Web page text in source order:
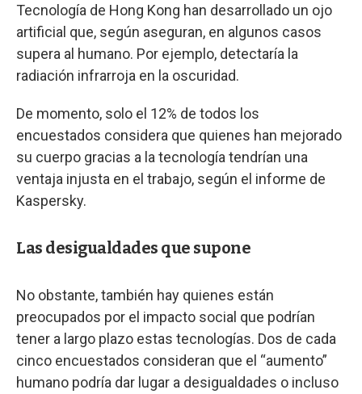
Tecnología de Hong Kong han desarrollado un ojo
artificial que, según aseguran, en algunos casos
supera al humano. Por ejemplo, detectaría la
radiación infrarroja en la oscuridad.
De momento, solo el 12% de todos los
encuestados considera que quienes han mejorado
su cuerpo gracias a la tecnología tendrían una
ventaja injusta en el trabajo, según el informe de
Kaspersky.
Las desigualdades que supone
No obstante, también hay quienes están
preocupados por el impacto social que podrían
tener a largo plazo estas tecnologías. Dos de cada
cinco encuestados consideran que el “aumento”
humano podría dar lugar a desigualdades o incluso